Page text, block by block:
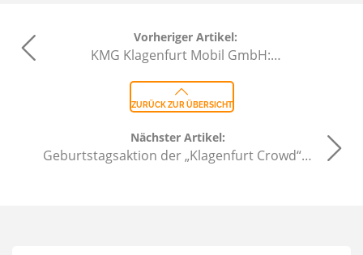
Vorheriger Artikel:
KMG Klagenfurt Mobil GmbH:…
ZURÜCK ZUR ÜBERSICHT
Nächster Artikel:
Geburtstagsaktion der „Klagenfurt Crowd“…